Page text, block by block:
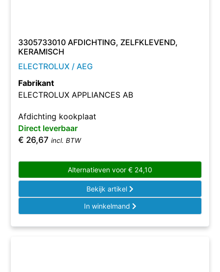
3305733010 AFDICHTING, ZELFKLEVEND,
KERAMISCH
ELECTROLUX / AEG
Fabrikant
ELECTROLUX APPLIANCES AB
Afdichting kookplaat
Direct leverbaar
€ 26,67 incl. BTW
Alternatieven voor € 24,10
Bekijk artikel
In winkelmand